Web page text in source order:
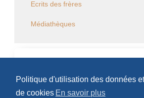
Politique d'utilisation des données
de cookies En savoir plus
Ecrits des frères
Médiathèques
Aucun évènement